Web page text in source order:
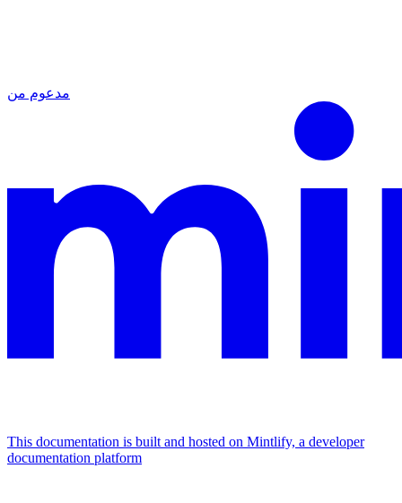
مدعوم من
This documentation is built and hosted on Mintlify, a developer
documentation platform